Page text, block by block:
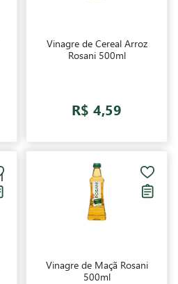
Vinagre de Cereal Arroz
Rosani 500ml
R$ 4,59
Vinagre de Maçã Rosani
500ml